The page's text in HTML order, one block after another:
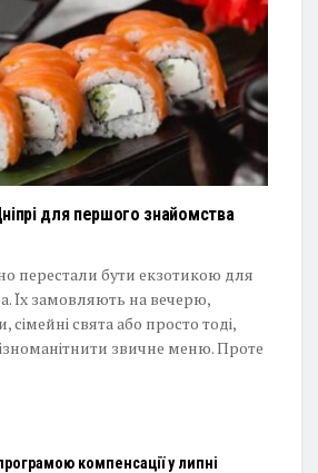
для першого знайомства
перестали бути екзотикою для
Їх замовляють на вечерю,
сімейні свята або просто тоді,
звичне меню. Проте
компенсації у липні